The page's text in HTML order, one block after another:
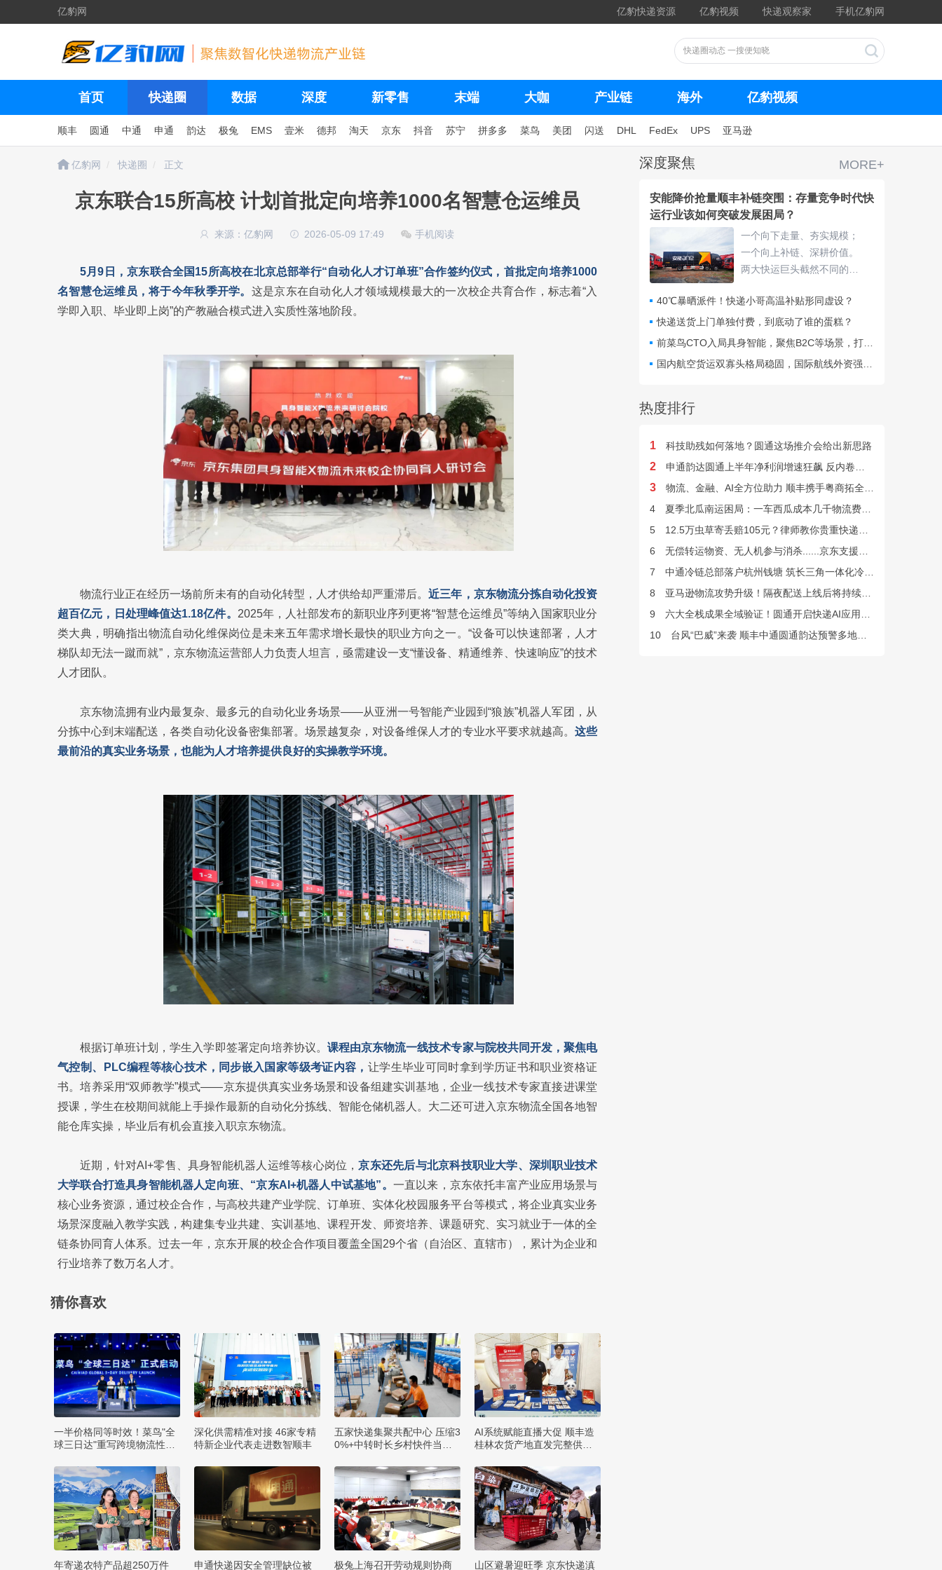
亿豹网 亿豹快递资源 亿豹视频 快递观察家 手机亿豹网
首页 快递圈 数据 深度 新零售 末端 大咖 产业链 海外 亿豹视频
顺丰 圆通 中通 申通 韵达 极兔 EMS 壹米 德邦 淘天 京东 抖音 苏宁 拼多多 菜鸟 美团 闪送 DHL FedEx UPS 亚马逊
亿豹网 快递圈 正文
京东联合15所高校 计划首批定向培养1000名智慧仓运维员
来源：亿豹网 2026-05-09 17:49 手机阅读
5月9日，京东联合全国15所高校在北京总部举行“自动化人才订单班”合作签约仪式，首批定向培养1000
名智慧仓运维员，将于今年秋季开学。 这是京东在自动化人才领域规模最大的一次校企共育合作，标志着“入
学即入职、毕业即上岗”的产教融合模式进入实质性落地阶段。
物流行业正在经历一场前所未有的自动化转型，人才供给却严重滞后。近三年，京东物流分拣自动化投资
超百亿元，日处理峰值达1.18亿件。 2025年，人社部发布的新职业序列更将“智慧仓运维员”等纳入国家职业分
类大典，明确指出物流自动化维保岗位是未来五年需求增长最快的职业方向之一。“设备可以快速部署，人才
梯队却无法一蹴而就”，京东物流运营部人力负责人坦言，亟需建设一支“懂设备、精通维养、快速响应”的技术
人才团队。
京东物流拥有业内最复杂、最多元的自动化业务场景——从亚洲一号智能产业园到“狼族”机器人军团，从
分拣中心到末端配送，各类自动化设备密集部署。场景越复杂，对设备维保人才的专业水平要求就越高。 这些
最前沿的真实业务场景，也能为人才培养提供良好的实操教学环境。
根据订单班计划，学生入学即签署定向培养协议。 课程由京东物流一线技术专家与院校共同开发，聚焦电
气控制、PLC编程等核心技术，同步嵌入国家等级考证内容， 让学生毕业可同时拿到学历证书和职业资格证
书。培养采用“双师教学”模式——京东提供真实业务场景和设备组建实训基地，企业一线技术专家直接进课堂
授课，学生在校期间就能上手操作最新的自动化分拣线、智能仓储机器人。大二还可进入京东物流全国各地智
能仓库实操，毕业后有机会直接入职京东物流。
近期，针对AI+零售、具身智能机器人运维等核心岗位，京东还先后与北京科技职业大学、深圳职业技术
大学联合打造具身智能机器人定向班、“京东AI+机器人中试基地”。 一直以来，京东依托丰富产业应用场景与
核心业务资源，通过校企合作，与高校共建产业学院、订单班、实体化校园服务平台等模式，将企业真实业务
场景深度融入教学实践，构建集专业共建、实训基地、课程开发、师资培养、课题研究、实习就业于一体的全
链条协同育人体系。过去一年，京东开展的校企合作项目覆盖全国29个省（自治区、直辖市），累计为企业和
行业培养了数万名人才。
猜你喜欢
一半价格同等时效！菜鸟"全
球三日达"重写跨境物流性价
深化供需精准对接 46家专精
特新企业代表走进数智顺丰
五家快递集聚共配中心 压缩3
0%+中转时长乡村快件当日
AI系统赋能直播大促 顺丰造
桂林农货产地直发完整供应
年寄递农特产品超250万件 申通快递因安全管理缺位被 极兔上海召开劳动规则协商 山区避暑迎旺季 京东快递滇
MORE+
深度聚焦
安能降价抢量顺丰补链突围：存量竞争时代快
运行业该如何突破发展困局？
一个向下走量、夯实规模；
一个向上补链、深耕价值。
两大快运巨头截然不同的发
出了核心命题：存量竞争时
代，企业究竟依靠何种模式
才能实现长期稳健发展？
40℃暴晒派件！快递小哥高温补贴形同虚设？
快递送货上门单独付费，到底动了谁的蛋糕？
热度排行
1 科技助残如何落地？圆通这场推介会给出新思路
2 申通韵达圆通上半年净利润增速狂飙 反内卷效果显现
3
物流、金融、AI全方位助力 顺丰携手粤商拓全球市场
4
夏季北瓜南运困局：一车西瓜成本几千物流费上万谁来解？
5
12.5万虫草寄丢赔105元？律师教你贵重快递丢失如何维权
6
无偿转运物资、无人机参与消杀......京东支援广西灾后重建
7
中通冷链总部落户杭州钱塘 筑长三角一体化冷链中枢基地
8
亚马逊物流攻势升级！隔夜配送上线后将持续挤压快递巨头
9
六大全栈成果全域验证！圆通开启快递AI应用规模化落地
10
台风“巴威”来袭 顺丰中通圆通韵达预警多地快件派送延误